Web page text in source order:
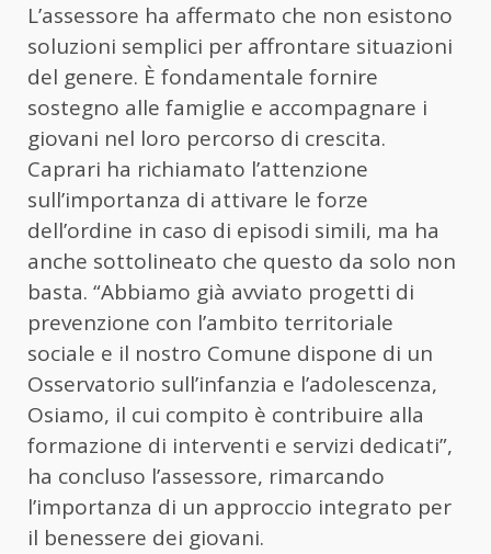
L’assessore ha affermato che non esistono
soluzioni semplici per affrontare situazioni
del genere. È fondamentale fornire
sostegno alle famiglie e accompagnare i
giovani nel loro percorso di crescita.
Caprari ha richiamato l’attenzione
sull’importanza di attivare le forze
dell’ordine in caso di episodi simili, ma ha
anche sottolineato che questo da solo non
basta. “Abbiamo già avviato progetti di
prevenzione con l’ambito territoriale
sociale e il nostro Comune dispone di un
Osservatorio sull’infanzia e l’adolescenza,
Osiamo, il cui compito è contribuire alla
formazione di interventi e servizi dedicati”,
ha concluso l’assessore, rimarcando
l’importanza di un approccio integrato per
il benessere dei giovani.